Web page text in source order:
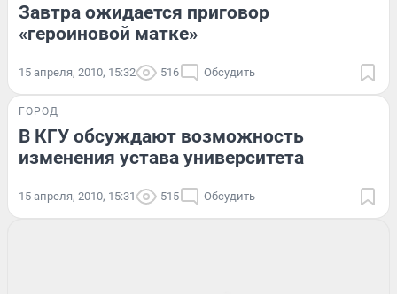
Завтра ожидается приговор
«героиновой матке»
15 апреля, 2010, 15:32 516 Обсудить
ГОРОД
В КГУ обсуждают возможность
изменения устава университета
15 апреля, 2010, 15:31 515 Обсудить